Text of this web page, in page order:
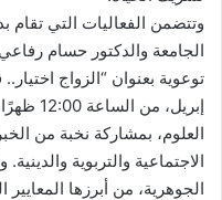
وتتضمن الفعاليات التي تقام
الجامعة والدكتور حسام
العلوم، بمشاركة نخبة من
الاجتماعية والتربوية
الجوهرية، من أبرزها المعايير